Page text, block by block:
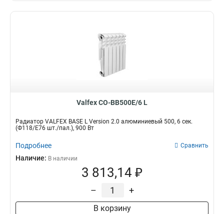
Valfex CO-BB500E/6 L
Радиатор VALFEX BASE L Version 2.0 алюминиевый 500, 6 сек.
(Ф118/Е76 шт./пал.), 900 Вт
Подробнее Сравнить
Наличие: В наличии
3 813,14 ₽
– +
В корзину